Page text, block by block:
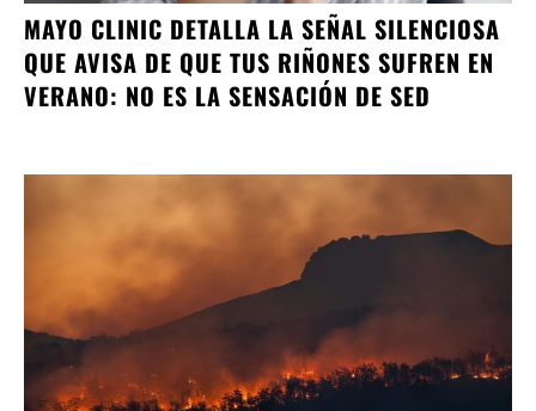
MAYO CLINIC DETALLA LA SEÑAL SILENCIOSA
QUE AVISA DE QUE TUS RIÑONES SUFREN EN
VERANO: NO ES LA SENSACIÓN DE SED